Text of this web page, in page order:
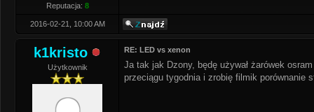
Reputacja: 8
2016-02-21, 10:00 AM
k1kristo
Użytkownik
RE: LED vs xenon
Ja tak jak Dzony, będę używał żarówek
przeciągu tygodnia i zrobię filmik porównanie